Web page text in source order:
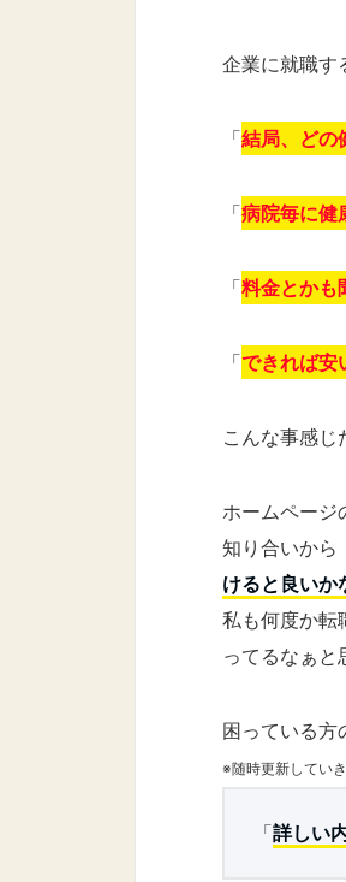
企業に就職す
「結局、どの
「病院毎に健
「料金とかも
「できれば安
こんな事感じ
ホームページ
知り合いから
けると良いか
私も何度か転
ってるなぁと
困っている方
※随時更新してい
「詳しい